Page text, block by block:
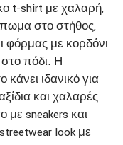
t-shirt με χαλαρή,
στο στήθος,
με κορδόνι
πόδι. Η
ιδανικό για
και χαλαρές
με sneakers και
look με